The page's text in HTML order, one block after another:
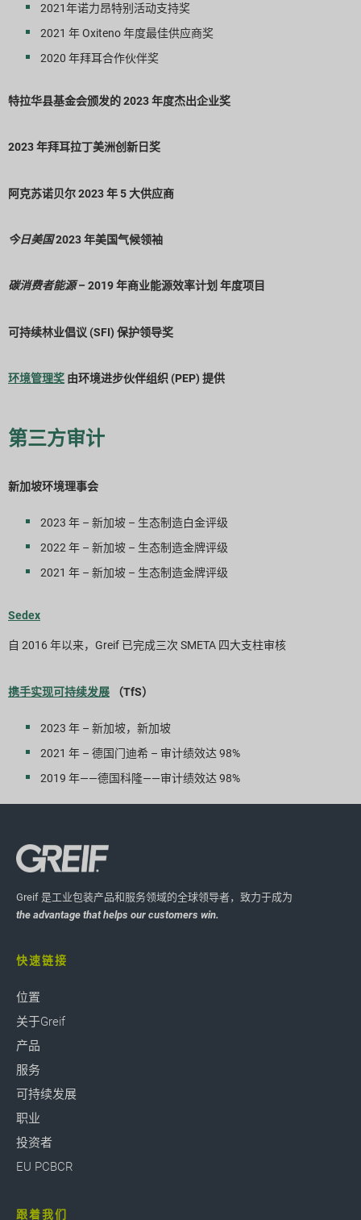
2021年诺力昂特别活动支持奖
2021 年 Oxiteno 年度最佳供应商奖
2020 年拜耳合作伙伴奖
特拉华县基金会颁发的 2023 年度杰出企业奖
2023 年拜耳拉丁美洲创新日奖
阿克苏诺贝尔 2023 年 5 大供应商
今日美国2023 年美国气候领袖
碳消费者能源– 2019 年商业能源效率计划 年度项目
可持续林业倡议 (SFI) 保护领导奖
环境管理奖 由环境进步伙伴组织 (PEP) 提供
第三方审计
新加坡环境理事会
2023 年 – 新加坡 – 生态制造白金评级
2022 年 – 新加坡 – 生态制造金牌评级
2021 年 – 新加坡 – 生态制造金牌评级
Sedex
自 2016 年以来，Greif 已完成三次 SMETA 四大支柱审核
携手实现可持续发展 （TfS）
2023 年 – 新加坡，新加坡
2021 年 – 德国门迪希 – 审计绩效达 98%
2019 年——德国科隆——审计绩效达 98%
Greif 是工业包装产品和服务领域的全球领导者，致力于成为
the advantage that helps our customers win.
快速链接
位置
关于Greif
产品
服务
可持续发展
职业
投资者
EU PCBCR
跟着我们